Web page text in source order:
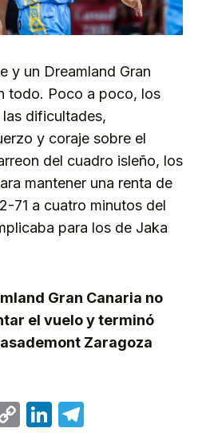
y un Dreamland Gran
todo. Poco a poco, los
dificultades,
y coraje sobre el
del cuadro isleño, los
mantener una renta de
71 a cuatro minutos del
para los de Jaka
Gran Canaria no
el vuelo y terminó
Zaragoza
CopyLinkedIn